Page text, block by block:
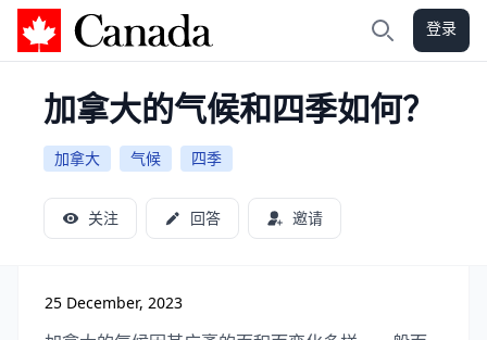
加拿大攻略 登录
加拿大的气候和四季如何？
加拿大 气候 四季
关注 回答 邀请
25 December, 2023